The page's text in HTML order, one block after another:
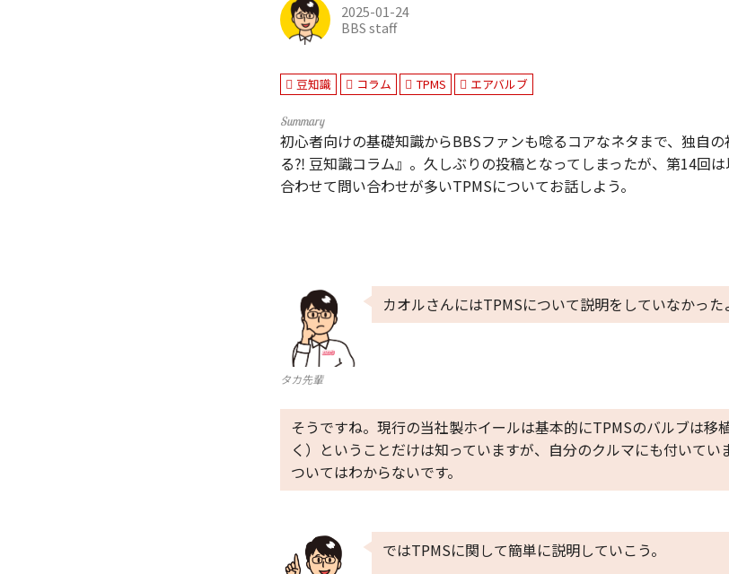
2025-01-24
BBS staff
豆知識 コラム TPMS エアバルブ
初心者向けの基礎知識からBBSファンも唸るコアなネタまで、独自
る⁈ 豆知識コラム』。久しぶりの投稿となってしまったが、第14回
合わせて問い合わせが多いTPMSについてお話しよう。
タカ先輩
カオルさんにはTPMSについて説明をしていなかった
そうですね。現行の当社製ホイールは基本的にTPMSのバルブは移
く）ということだけは知っていますが、自分のクルマにも付いてい
ついてはわからないです。
ではTPMSに関して簡単に説明していこう。